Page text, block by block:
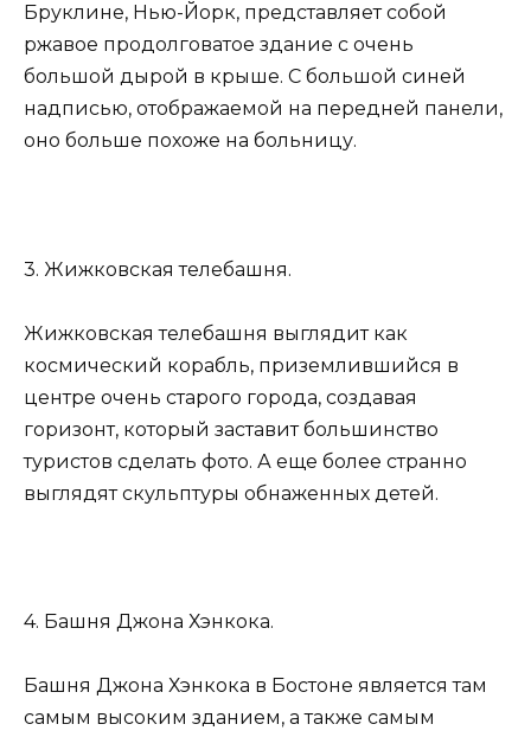
Бруклине, Нью-Йорк, представляет собой
ржавое продолговатое здание с очень
большой дырой в крыше. С большой синей
надписью, отображаемой на передней панели,
оно больше похоже на больницу.
3. Жижковская телебашня.
Жижковская телебашня выглядит как
космический корабль, приземлившийся в
центре очень старого города, создавая
горизонт, который заставит большинство
туристов сделать фото. А еще более странно
выглядят скульптуры обнаженных детей.
4. Башня Джона Хэнкока.
Башня Джона Хэнкока в Бостоне является там
самым высоким зданием, а также самым